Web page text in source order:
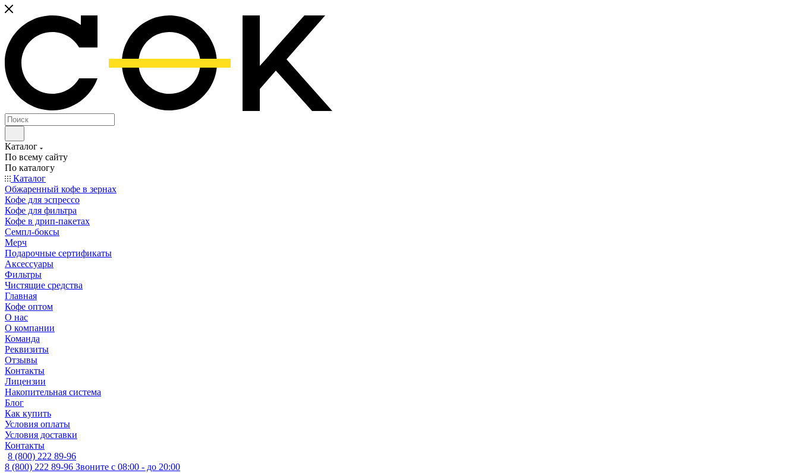
Каталог
По всему сайту
По каталогу
Каталог
Обжаренный кофе в зернах
Кофе для эспрессо
Кофе для фильтра
Кофе в дрип-пакетах
Семпл-боксы
Мерч
Подарочные сертификаты
Аксессуары
Фильтры
Чистящие средства
Главная
Кофе оптом
О нас
О компании
Команда
Реквизиты
Отзывы
Контакты
Лицензии
Накопительная система
Блог
Как купить
Условия оплаты
Условия доставки
Контакты
8 (800) 222 89-96
8 (800) 222 89-96 Звоните с 08:00 - до 20:00